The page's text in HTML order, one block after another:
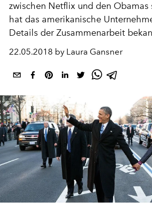
zwischen Netflix und den Obamas
hat das amerikanische
Details der Zusammenarbeit
22.05.2018 by Laura Gansner